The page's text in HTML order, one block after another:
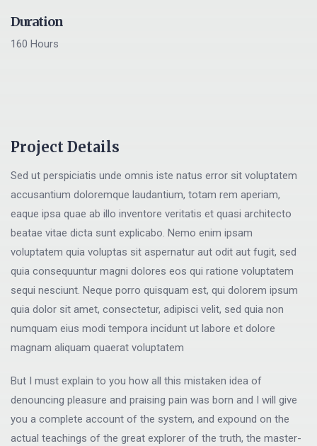
Duration
160 Hours
Project Details
Sed ut perspiciatis unde omnis iste natus error sit voluptatem
accusantium doloremque laudantium, totam rem aperiam,
eaque ipsa quae ab illo inventore veritatis et quasi architecto
beatae vitae dicta sunt explicabo. Nemo enim ipsam
voluptatem quia voluptas sit aspernatur aut odit aut fugit, sed
quia consequuntur magni dolores eos qui ratione voluptatem
sequi nesciunt. Neque porro quisquam est, qui dolorem ipsum
quia dolor sit amet, consectetur, adipisci velit, sed quia non
numquam eius modi tempora incidunt ut labore et dolore
magnam aliquam quaerat voluptatem
But I must explain to you how all this mistaken idea of
denouncing pleasure and praising pain was born and I will give
you a complete account of the system, and expound on the
actual teachings of the great explorer of the truth, the master-